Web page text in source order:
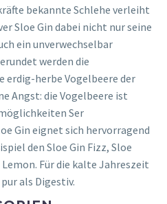
bekannte Schlehe verleiht
Sloe Gin dabei nicht nur seine
ein unverwechselbar
werden die
erdig-herbe Vogelbeere der
Angst: die Vogelbeere ist
Ser
Gin eignet sich hervorragend
den Sloe Gin Fizz, Sloe
Lemon. Für die kalte Jahreszeit
als Digestiv.